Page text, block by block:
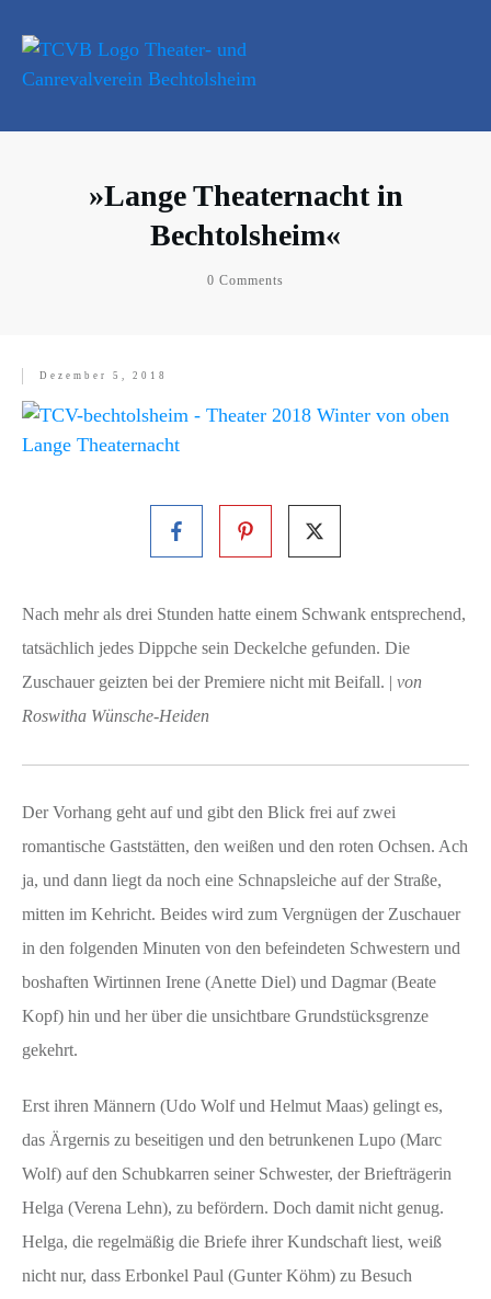
»Lange Theaternacht in
Bechtolsheim«
0 Comments
Dezember 5, 2018
Nach mehr als drei Stunden hatte einem Schwank entsprechend,
tatsächlich jedes Dippche sein Deckelche gefunden. Die
Zuschauer geizten bei der Premiere nicht mit Beifall. | von
Roswitha Wünsche-Heiden
Der Vorhang geht auf und gibt den Blick frei auf zwei
romantische Gaststätten, den weißen und den roten Ochsen. Ach
ja, und dann liegt da noch eine Schnapsleiche auf der Straße,
mitten im Kehricht. Beides wird zum Vergnügen der Zuschauer
in den folgenden Minuten von den befeindeten Schwestern und
boshaften Wirtinnen Irene (Anette Diel) und Dagmar (Beate
Kopf) hin und her über die unsichtbare Grundstücksgrenze
gekehrt.
Erst ihren Männern (Udo Wolf und Helmut Maas) gelingt es,
das Ärgernis zu beseitigen und den betrunkenen Lupo (Marc
Wolf) auf den Schubkarren seiner Schwester, der Briefträgerin
Helga (Verena Lehn), zu befördern. Doch damit nicht genug.
Helga, die regelmäßig die Briefe ihrer Kundschaft liest, weiß
nicht nur, dass Erbonkel Paul (Gunter Köhm) zu Besuch